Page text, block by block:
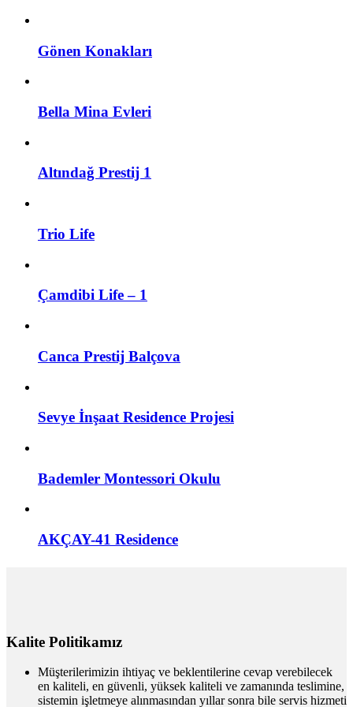
Gönen Konakları
Bella Mina Evleri
Altındağ Prestij 1
Trio Life
Çamdibi Life – 1
Canca Prestij Balçova
Sevye İnşaat Residence Projesi
Bademler Montessori Okulu
AKÇAY-41 Residence
Kalite Politikamız
Müşterilerimizin ihtiyaç ve beklentilerine cevap verebilecek
en kaliteli, en güvenli, yüksek kaliteli ve zamanında teslimine,
sistemin işletmeye alınmasından yıllar sonra bile servis hizmeti